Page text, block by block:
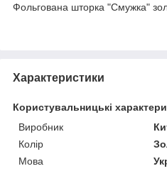
Фольгована шторка "Смужка"
Характеристики
Користувальницькі
Виробник
Колір
Мова